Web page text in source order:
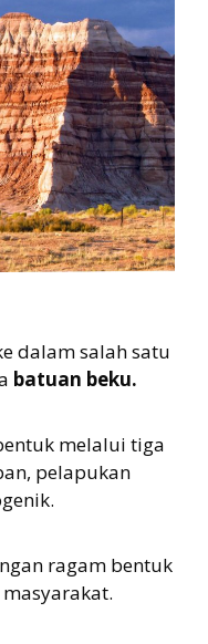
dalam salah satu
batuan beku.
melalui tiga
pelapukan
ragam bentuk